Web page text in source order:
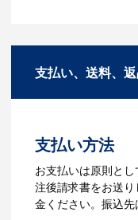
タマイズが可能で
お見積を弊社から
3.発注・デー
ら、ご注文書をお送
【名入れをする場合
ータをご入稿頂き
ータでご確認いた
支払い、送料、
支払い方法
お支払いは原則と
注後請求書をお送
金ください。振込先